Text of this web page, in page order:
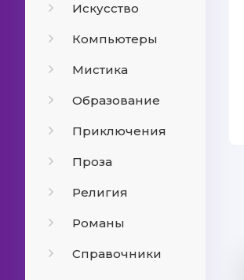
Искусство
Компьютеры
Мистика
Образование
Приключения
Проза
Религия
Романы
Справочники